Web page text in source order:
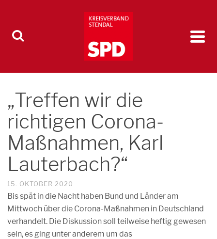
„Treffen wir die
richtigen Corona-
Maßnahmen, Karl
Lauterbach?“
15. OKTOBER 2020
Bis spät in die Nacht haben Bund und Länder am
Mittwoch über die Corona-Maßnahmen in Deutschland
verhandelt. Die Diskussion soll teilweise heftig gewesen
sein, es ging unter anderem um das